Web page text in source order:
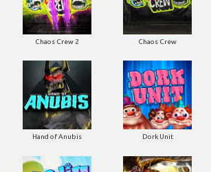
Chaos Crew 2 Chaos Crew
Hand of Anubis Dork Unit